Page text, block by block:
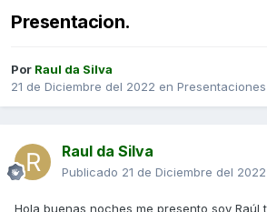
Presentacion.
Por Raul da Silva
21 de Diciembre del 2022 en
Raul da Silva
Publicado 21 de Diciembre del 2022
Hola buenas noches me presento soy Raúl